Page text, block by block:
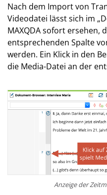
Nach dem Import von
Videodatei lässt sich im
MAXQDA sofort ersehen,
entsprechenden Spalte
werden. Ein Klick in den
die Media-Datei an der
Anzeige der